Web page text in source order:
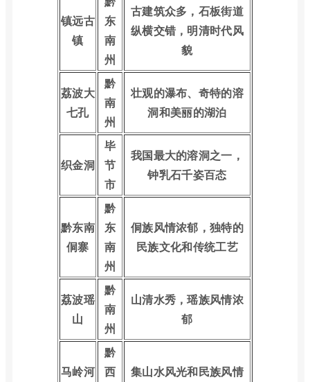
镇远古
镇
东
南
州
古建筑众多，石板街道
纵横交错，明清时代风
貌
荔波大
七孔
黔
南
州
壮观的瀑布、奇特的溶
洞和美丽的湖泊
织金洞
毕
节
市
我国最大的溶洞之一，
钟乳石千姿百态
黔东南
侗寨
黔
东
南
州
侗族风情浓郁，独特的
民族文化和传统工艺
荔波瑶
山
黔
南
州
山清水秀，瑶族风情浓
郁
马岭河
黔
西
集山水风光和民族风情